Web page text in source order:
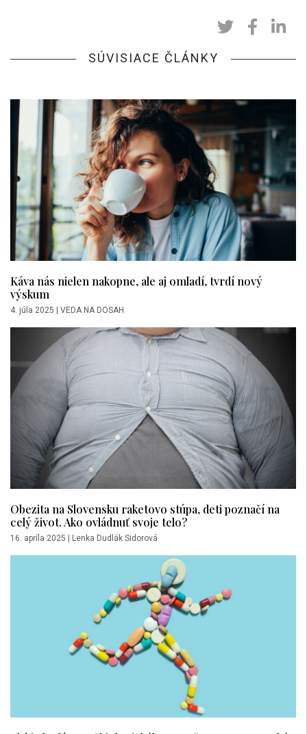
SÚVISIACE ČLÁNKY
Káva nás nielen nakopne, ale aj omladí, tvrdí nový
výskum
4. júla 2025 VEDA NA DOSAH
Obezita na Slovensku raketovo stúpa, deti poznačí na
celý život. Ako ovládnuť svoje telo?
16. apríla 2025 Lenka Dudlák Sidorová